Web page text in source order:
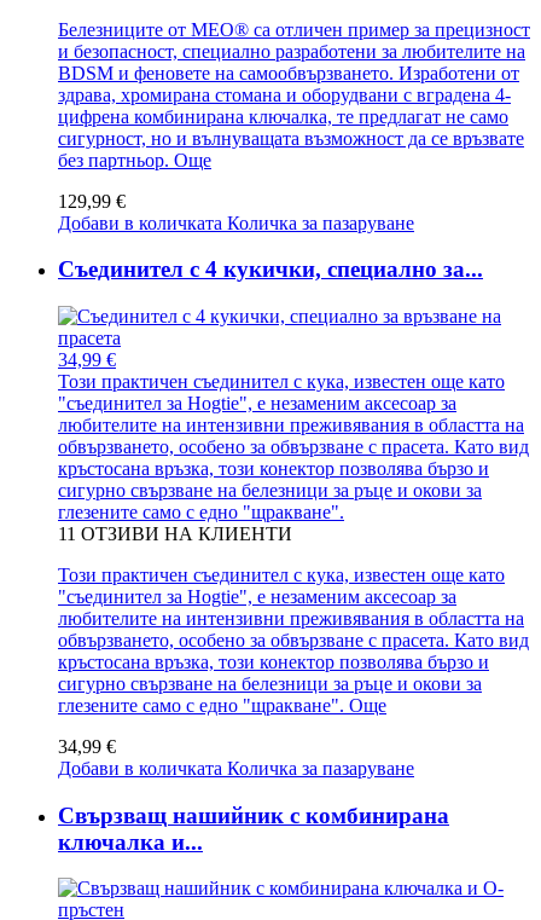
Белезниците от MEO® са отличен пример за прецизност
и безопасност, специално разработени за любителите на
BDSM и феновете на самообвързването. Изработени от
здрава, хромирана стомана и оборудвани с вградена 4-
цифрена комбинирана ключалка, те предлагат не само
сигурност, но и вълнуващата възможност да се връзвате
без партньор. Още
129,99 €
Добави в количката Количка за пазаруване
Съединител с 4 кукички, специално за...
34,99 €
Този практичен съединител с кука, известен още като
"съединител за Hogtie", е незаменим аксесоар за
любителите на интензивни преживявания в областта на
обвързването, особено за обвързване с прасета. Като вид
кръстосана връзка, този конектор позволява бързо и
сигурно свързване на белезници за ръце и окови за
глезените само с едно "щракване".
11 ОТЗИВИ НА КЛИЕНТИ
Този практичен съединител с кука, известен още като
"съединител за Hogtie", е незаменим аксесоар за
любителите на интензивни преживявания в областта на
обвързването, особено за обвързване с прасета. Като вид
кръстосана връзка, този конектор позволява бързо и
сигурно свързване на белезници за ръце и окови за
глезените само с едно "щракване". Още
34,99 €
Добави в количката Количка за пазаруване
Свързващ нашийник с комбинирана
ключалка и...